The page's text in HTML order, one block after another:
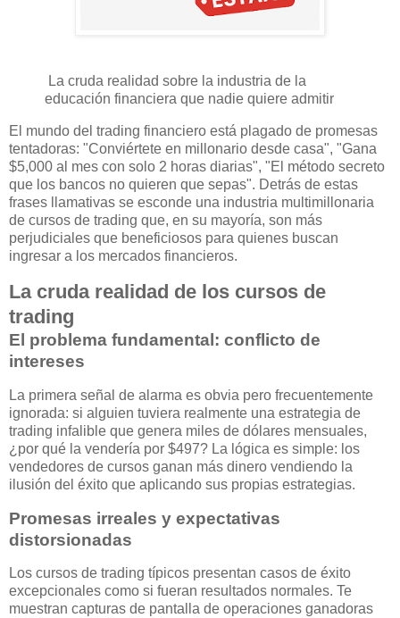
La cruda realidad sobre la industria de la
educación financiera que nadie quiere admitir
El mundo del trading financiero está plagado de promesas
tentadoras: "Conviértete en millonario desde casa", "Gana
$5,000 al mes con solo 2 horas diarias", "El método secreto
que los bancos no quieren que sepas". Detrás de estas
frases llamativas se esconde una industria multimillonaria
de cursos de trading que, en su mayoría, son más
perjudiciales que beneficiosos para quienes buscan
ingresar a los mercados financieros.
La cruda realidad de los cursos de
trading
El problema fundamental: conflicto de
intereses
La primera señal de alarma es obvia pero frecuentemente
ignorada: si alguien tuviera realmente una estrategia de
trading infalible que genera miles de dólares mensuales,
¿por qué la vendería por $497? La lógica es simple: los
vendedores de cursos ganan más dinero vendiendo la
ilusión del éxito que aplicando sus propias estrategias.
Promesas irreales y expectativas
distorsionadas
Los cursos de trading típicos presentan casos de éxito
excepcionales como si fueran resultados normales. Te
muestran capturas de pantalla de operaciones ganadoras